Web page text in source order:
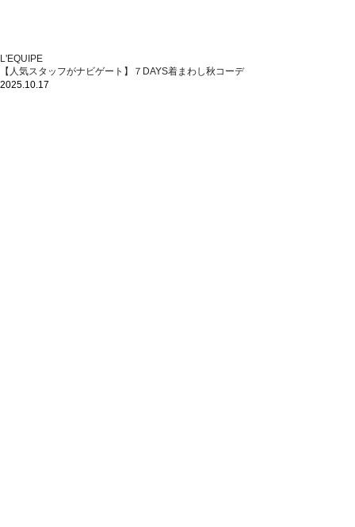
L'EQUIPE
【人気スタッフがナビゲート】７DAYS着まわし秋コーデ
2025.10.17